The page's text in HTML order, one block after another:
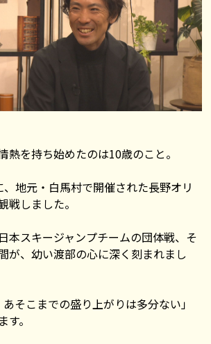
熱を持ち始めたのは10歳のこと。
地元・白馬村で開催された長野オリ
戦しました。
本スキージャンプチームの団体戦、そ
が、幼い渡部の心に深く刻まれまし
あそこまでの盛り上がりは多分ない」
。